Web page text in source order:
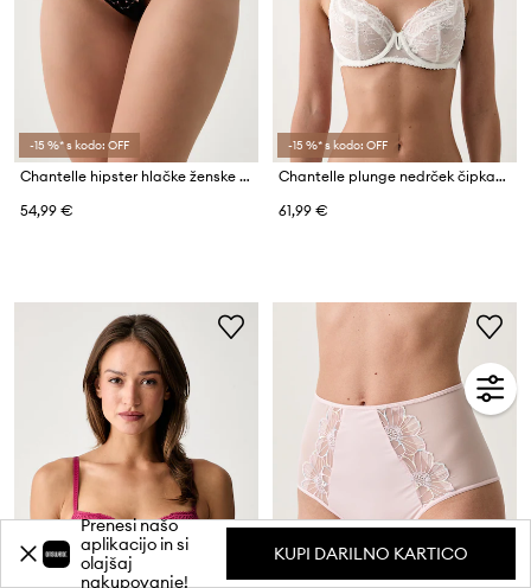
-15 %* s kodo: OFF
Chantelle hipster hlačke ženske čipkaste
54,99 €
-15 %* s kodo: OFF
Chantelle plunge nedrček čipkast Kiss
61,99 €
Prenesi našo
aplikacijo in si
olajšaj
nakupovanje!
KUPI DARILNO KARTICO